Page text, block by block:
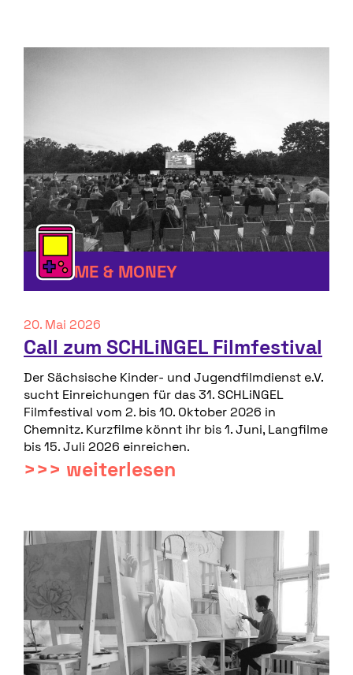
FAME & MONEY
20. Mai 2026
Call zum SCHLiNGEL Filmfestival
Der Sächsische Kinder- und Jugendfilmdienst e.V.
sucht Einreichungen für das 31. SCHLiNGEL
Filmfestival vom 2. bis 10. Oktober 2026 in
Chemnitz. Kurzfilme könnt ihr bis 1. Juni, Langfilme
bis 15. Juli 2026 einreichen.
>>> weiterlesen